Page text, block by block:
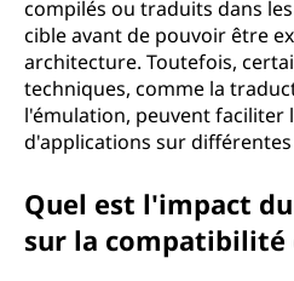
compilés ou traduits dans
cible avant de pouvoir être
architecture. Toutefois,
techniques, comme la
l'émulation, peuvent faciliter
d'applications sur différentes
Quel est l'impact
sur la compatibilité